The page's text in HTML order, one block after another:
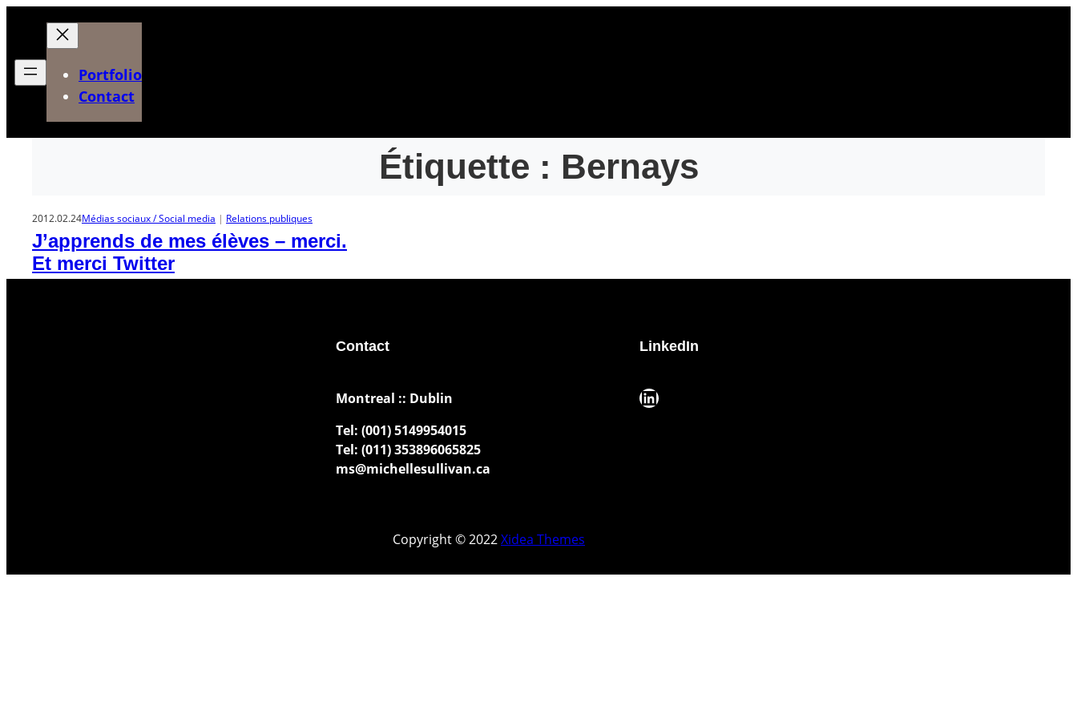
contenu
Portfolio
Contact
Étiquette : Bernays
2012.02.24Médias sociaux / Social media | Relations publiques
J’apprends de mes élèves – merci.
Et merci Twitter
Contact
​Montreal :: Dublin
Tel: (001) 5149954015
Tel: (011) 353896065825
ms@michellesullivan.ca
LinkedIn
LinkedIn
Copyright © 2022Xidea Themes